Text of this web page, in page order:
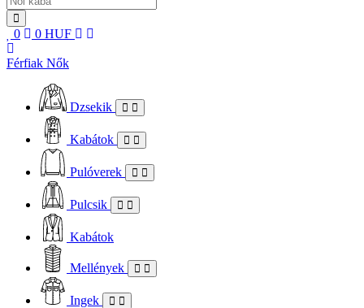
0 0 HUF
Férfiak Nők
Dzsekik
Kabátok
Pulóverek
Pulcsik
Kabátok
Mellények
Ingek